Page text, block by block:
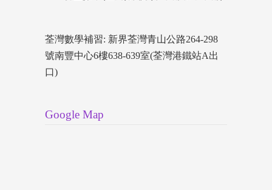
荃灣數學補習: 新界荃灣青山公路264-298
號南豐中心6樓638-639室(荃灣港鐵站A出
口)
Google Map